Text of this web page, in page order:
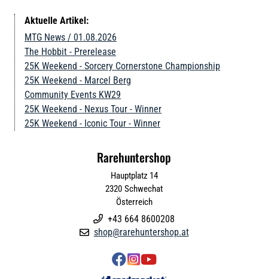
Aktuelle Artikel:
MTG News / 01.08.2026
The Hobbit - Prerelease
25K Weekend - Sorcery Cornerstone Championship
25K Weekend - Marcel Berg
Community Events KW29
25K Weekend - Nexus Tour - Winner
25K Weekend - Iconic Tour - Winner
Rarehuntershop
Hauptplatz 14
2320 Schwechat
Österreich
 +43 664 8600208
 shop@rarehuntershop.at
